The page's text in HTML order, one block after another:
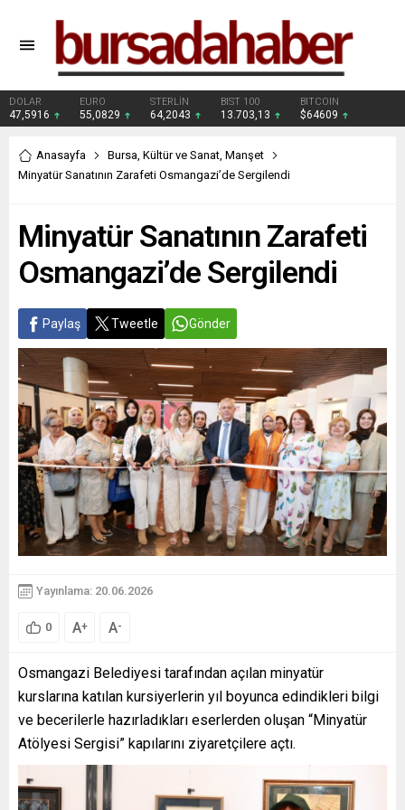
DOLAR
47,5916
EURO
55,0829
STERLİN
64,2043
BIST 100
13.703,13
BITCOIN
$64609
Anasayfa Bursa, Kültür ve Sanat, Manşet
Minyatür Sanatının Zarafeti Osmangazi’de Sergilendi
Minyatür Sanatının Zarafeti
Osmangazi’de Sergilendi
Paylaş Tweetle Gönder
Yayınlama: 20.06.2026
0 A+ A-
Osmangazi Belediyesi tarafından açılan minyatür
kurslarına katılan kursiyerlerin yıl boyunca edindikleri bilgi
ve becerilerle hazırladıkları eserlerden oluşan “Minyatür
Atölyesi Sergisi” kapılarını ziyaretçilere açtı.